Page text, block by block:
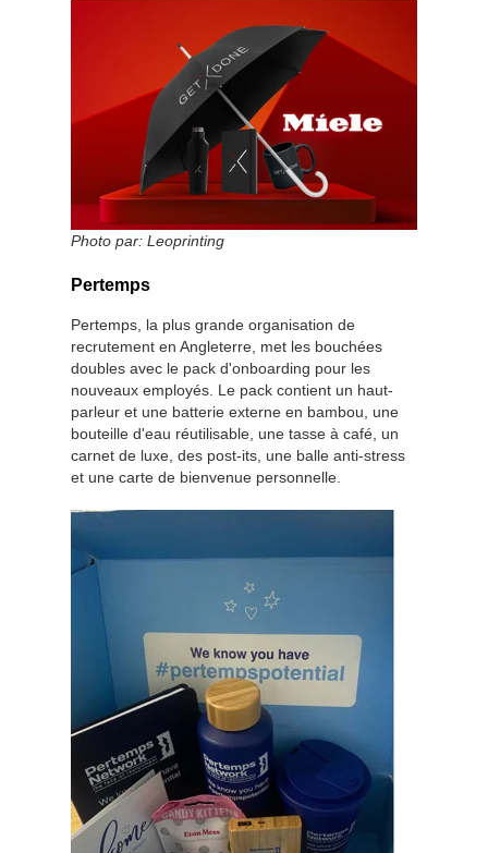
Photo par: Leoprinting
Pertemps
Pertemps, la plus grande organisation de
recrutement en Angleterre, met les bouchées
doubles avec le pack d'onboarding pour les
nouveaux employés. Le pack contient un haut-
parleur et une batterie externe en bambou, une
bouteille d'eau réutilisable, une tasse à café, un
carnet de luxe, des post-its, une balle anti-stress
et une carte de bienvenue personnelle.